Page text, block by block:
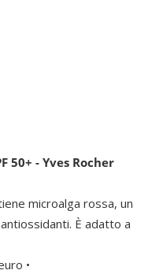
50+ - Yves Rocher
microalga rossa, un
È adatto a
•